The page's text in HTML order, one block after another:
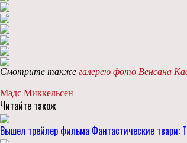
Смотрите также галерею фото Венсана
Мадс Миккельсен
Читайте також
Вышел трейлер фильма Фантастические